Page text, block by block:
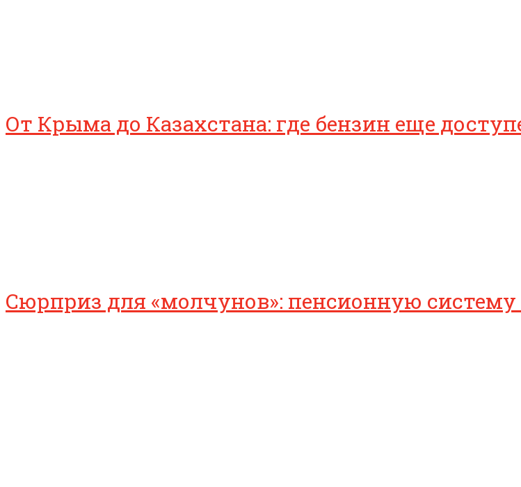
От Крыма до Казахстана: где бензин еще
Сюрприз для «молчунов»: пенсионную